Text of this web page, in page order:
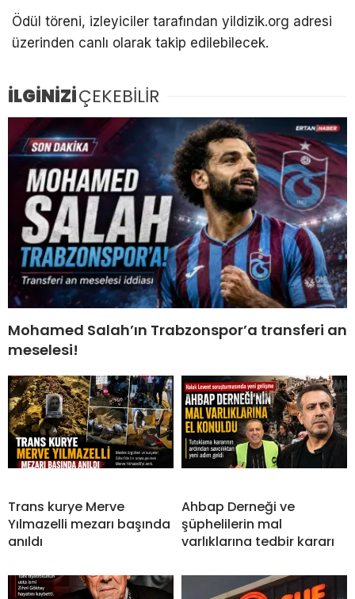
Ödül töreni, izleyiciler tarafından yildizik.org adresi
üzerinden canlı olarak takip edilebilecek.
İLGİNİZİÇEKEBİLİR
Mohamed Salah’ın Trabzonspor’a transferi an
meselesi!
Trans kurye Merve
Yılmazelli mezarı başında
anıldı
Ahbap Derneği ve
şüphelilerin mal
varlıklarına tedbir kararı